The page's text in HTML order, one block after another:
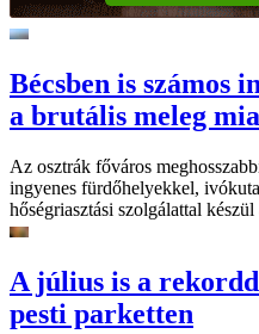
Bécsben is számos
a brutális meleg
Az osztrák főváros
ingyenes fürdőhelyekkel,
hőségriasztási szolgálattal
A július is a
pesti parketten